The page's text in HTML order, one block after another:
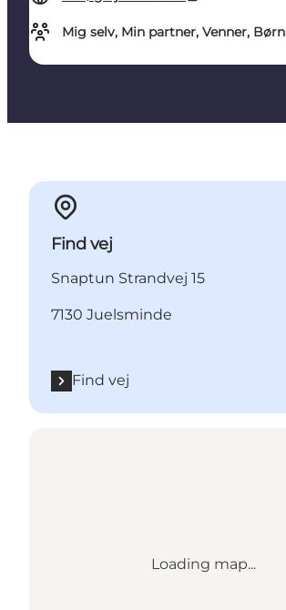
Mig selv, Min partner, Venner, Børn
Find vej
Snaptun Strandvej 15
7130 Juelsminde
Find vej
Loading map...